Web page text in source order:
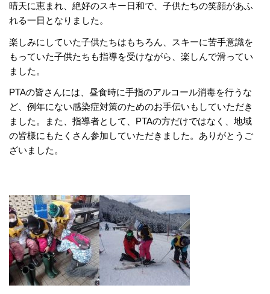
晴天に恵まれ、絶好のスキー日和で、子供たちの笑顔があふ
れる一日となりました。
楽しみにしていた子供たちはもちろん、スキーに苦手意識を
もっていた子供たちも指導を受けながら、楽しんで滑ってい
ました。
PTAの皆さんには、昼食時に手指のアルコール消毒を行うな
ど、例年にない感染症対策のためのお手伝いもしていただき
ました。また、指導者として、PTAの方だけではなく、地域
の皆様にもたくさん参加していただきました。ありがとうご
ざいました。